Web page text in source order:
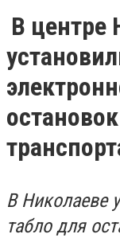
В центре
В Николаеве
табло для